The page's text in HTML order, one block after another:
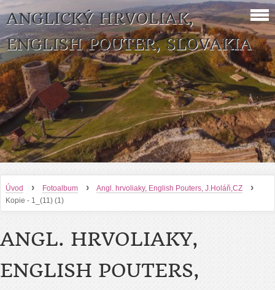
ANGLICKÝ HRVOLIAK,
ENGLISH POUTER, SLOVAKIA
Úvod › Fotoalbum › Angl. hrvoliaky, English Pouters, J.Holáň,CZ ›
Kopie - 1_(11) (1)
ANGL. HRVOLIAKY,
ENGLISH POUTERS,